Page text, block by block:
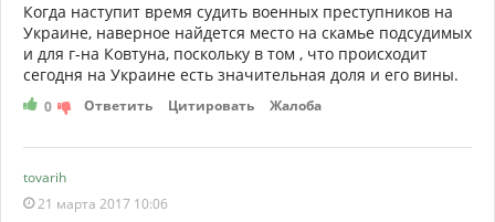
Когда наступит время судить военных преступников на
Украине, наверное найдется место на скамье подсудимых
и для г-на Ковтуна, поскольку в том , что происходит
сегодня на Украине есть значительная доля и его вины.
0 Ответить Цитировать Жалоба
tovarih
21 марта 2017 10:06